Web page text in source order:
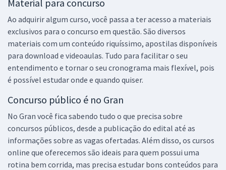
Material para concurso
Ao adquirir algum curso, você passa a ter acesso a materiais
exclusivos para o concurso em questão. São diversos
materiais com um conteúdo riquíssimo, apostilas disponíveis
para download e videoaulas. Tudo para facilitar o seu
entendimento e tornar o seu cronograma mais flexível, pois
é possível estudar onde e quando quiser.
Concurso público é no Gran
No Gran você fica sabendo tudo o que precisa sobre
concursos públicos, desde a publicação do edital até as
informações sobre as vagas ofertadas. Além disso, os cursos
online que oferecemos são ideais para quem possui uma
rotina bem corrida, mas precisa estudar bons conteúdos para